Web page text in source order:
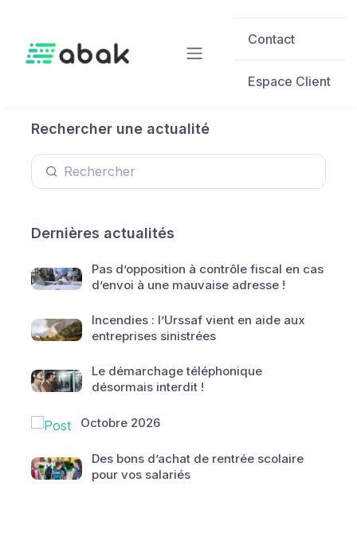
Contact
Espace Client
Rechercher une actualité
Dernières actualités
Pas d’opposition à contrôle fiscal en cas
d’envoi à une mauvaise adresse !
Incendies : l’Urssaf vient en aide aux
entreprises sinistrées
Le démarchage téléphonique
désormais interdit !
Octobre 2026
Des bons d’achat de rentrée scolaire
pour vos salariés